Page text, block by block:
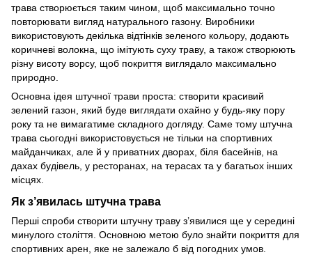
трава створюється таким чином, щоб максимально точно
повторювати вигляд натурального газону. Виробники
використовують декілька відтінків зеленого кольору, додають
коричневі волокна, що імітують суху траву, а також створюють
різну висоту ворсу, щоб покриття виглядало максимально
природно.
Основна ідея штучної трави проста: створити красивий
зелений газон, який буде виглядати охайно у будь-яку пору
року та не вимагатиме складного догляду. Саме тому штучна
трава сьогодні використовується не тільки на спортивних
майданчиках, але й у приватних дворах, біля басейнів, на
дахах будівель, у ресторанах, на терасах та у багатьох інших
місцях.
Як з’явилась штучна трава
Перші спроби створити штучну траву з’явилися ще у середині
минулого століття. Основною метою було знайти покриття для
спортивних арен, яке не залежало б від погодних умов.